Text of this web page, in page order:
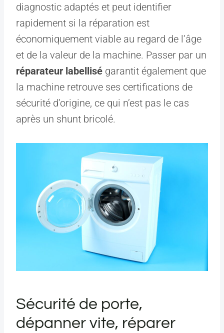
diagnostic adaptés et peut identifier
rapidement si la réparation est
économiquement viable au regard de l’âge
et de la valeur de la machine. Passer par un
réparateur labellisé garantit également que
la machine retrouve ses certifications de
sécurité d’origine, ce qui n’est pas le cas
après un shunt bricolé.
Sécurité de porte,
dépanner vite, réparer